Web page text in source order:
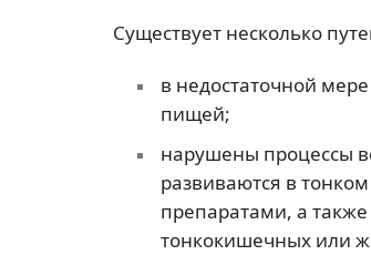
Существует несколько
в недостаточной
пищей;
нарушены процессы
развиваются в
препаратами, а
тонкокишечных или